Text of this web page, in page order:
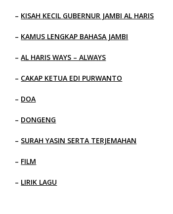
– KISAH KECIL GUBERNUR JAMBI AL HARIS
– KAMUS LENGKAP BAHASA JAMBI
–AL HARIS WAYS – ALWAYS
– CAKAP KETUA EDI PURWANTO
– DOA
– DONGENG
– SURAH YASIN SERTA TERJEMAHAN
– FILM
– LIRIK LAGU